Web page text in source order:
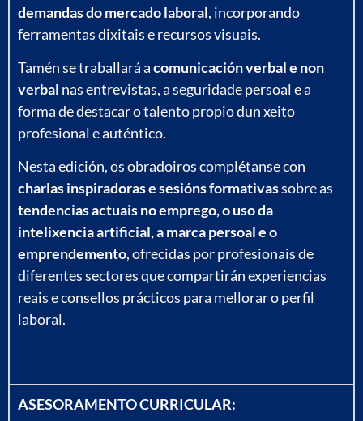
demandas do mercado laboral, incorporando
ferramentas dixitais e recursos visuais.
Tamén se traballará acomunicación verbal e non
verbal nas entrevistas, a seguridade persoal e a
forma de destacar o talento propio dun xeito
profesional e auténtico.
Nesta edición, os obradoiros complétanse con
charlas inspiradoras e sesións formativassobre as
tendencias actuais no emprego, o uso da
intelixencia artificial, a marca persoal e o
emprendemento, ofrecidas por profesionais de
diferentes sectores que compartirán experiencias
reais e consellos prácticos para mellorar o perfil
laboral.
ASESORAMENTO CURRICULAR: